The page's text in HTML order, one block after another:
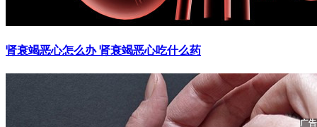
肾衰竭恶心怎么办 肾衰竭恶心吃什么药